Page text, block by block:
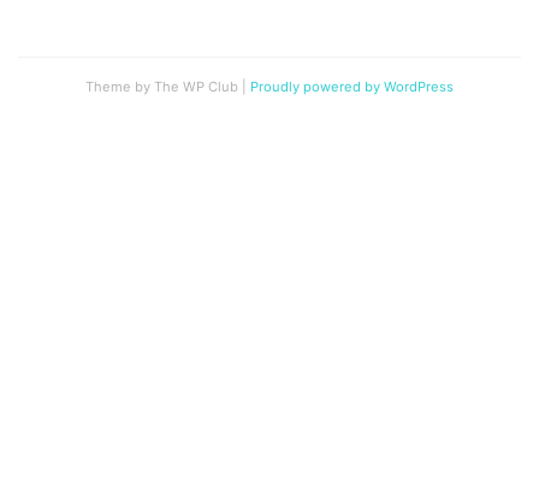
Theme by The WP Club Proudly powered by WordPress